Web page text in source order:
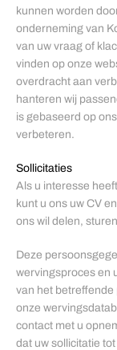
kunnen worden
onderneming van
van uw vraag of
vinden op onze
overdracht aan
hanteren wij
is gebaseerd op
verbeteren.
Sollicitaties
Als u interesse
kunt u ons uw CV
ons wil delen,
Deze
wervingsproces en
van het betreffende
onze
contact met u
dat uw sollicitatie